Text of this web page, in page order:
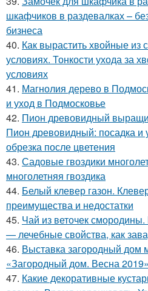
шкафчиков в раздевалках –
бизнеса
40. Как вырастить хвойные
условиях. Тонкости ухода за
условиях
41. Магнолия дерево в
и уход в Подмосковье
42. Пион древовидный
Пион древовидный: посадка и
обрезка после цветения
43. Садовые гвоздики
многолетняя гвоздика
44. Белый клевер газон.
преимущества и недостатки
45. Чай из веточек
— лечебные свойства, как
46. Выставка загородный дом
«Загородный дом. Весна 2019»
47. Какие декоративные